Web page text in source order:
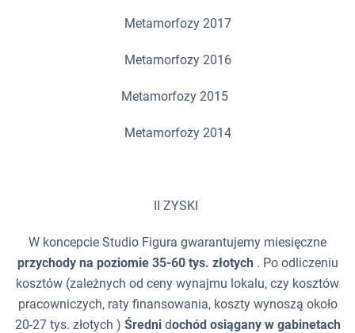
Metamorfozy 2017
Metamorfozy 2016
Metamorfozy 2015
Metamorfozy 2014
II ZYSKI
W koncepcie Studio Figura gwarantujemy miesięczne
przychody na poziomie 35-60 tys. złotych . Po odliczeniu
kosztów (zależnych od ceny wynajmu lokalu, czy kosztów
pracowniczych, raty finansowania, koszty wynoszą około
20-27 tys. złotych ) Średnidochód osiągany w gabinetach